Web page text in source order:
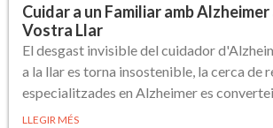
Cuidar a un Familiar amb Alzheimer
Vostra Llar
El desgast invisible del cuidador
a la llar es torna insostenible, la cerca de
especialitzades en Alzheimer es
LLEGIR MÉS